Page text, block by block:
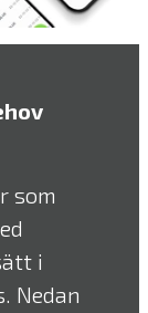
som
i
Nedan